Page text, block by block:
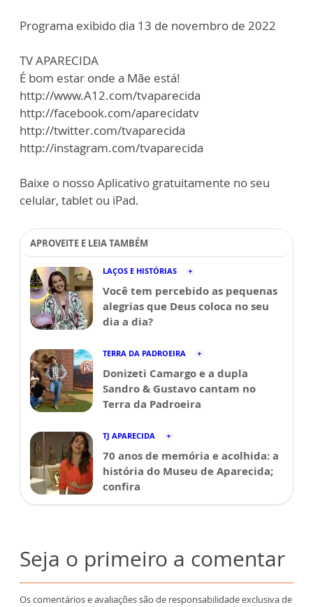
Programa exibido dia 13 de novembro de 2022
TV APARECIDA
É bom estar onde a Mãe está!
http://www.A12.com/tvaparecida
http://facebook.com/aparecidatv
http://twitter.com/tvaparecida
http://instagram.com/tvaparecida
Baixe o nosso Aplicativo gratuitamente no seu
celular, tablet ou iPad.
APROVEITE E LEIA TAMBÉM
LAÇOS E HISTÓRIAS
Você tem percebido as pequenas
alegrias que Deus coloca no seu
dia a dia?
TERRA DA PADROEIRA
Donizeti Camargo e a dupla
Sandro & Gustavo cantam no
Terra da Padroeira
TJ APARECIDA
70 anos de memória e acolhida: a
história do Museu de Aparecida;
confira
Seja o primeiro a comentar
Os comentários e avaliações são de responsabilidade exclusiva de